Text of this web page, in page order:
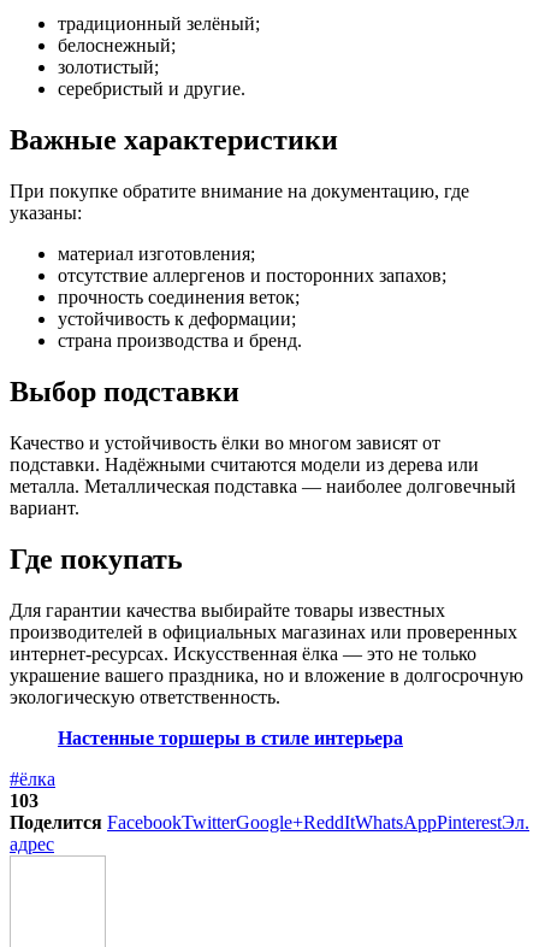
традиционный зелёный;
белоснежный;
золотистый;
серебристый и другие.
Важные характеристики
При покупке обратите внимание на документацию, где
указаны:
материал изготовления;
отсутствие аллергенов и посторонних запахов;
прочность соединения веток;
устойчивость к деформации;
страна производства и бренд.
Выбор подставки
Качество и устойчивость ёлки во многом зависят от
подставки. Надёжными считаются модели из дерева или
металла. Металлическая подставка — наиболее долговечный
вариант.
Где покупать
Для гарантии качества выбирайте товары известных
производителей в официальных магазинах или проверенных
интернет-ресурсах. Искусственная ёлка — это не только
украшение вашего праздника, но и вложение в долгосрочную
экологическую ответственность.
Настенные торшеры в стиле интерьера
#ёлка
103
Поделится FacebookTwitterGoogle+ReddItWhatsAppPinterestЭл.
адрес